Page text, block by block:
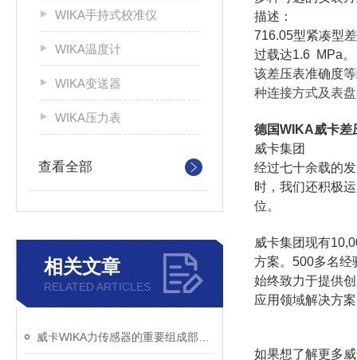
WIKA手持式校准仪
WIKA温度计
WIKA变送器
WIKA压力表
查看全部
相关文章
RELATED ARTICLES
描述：
716.05型紧凑型
过载达1.6 MPa。
该差压表准确度
种连接方式及表
德国WIKA威卡差
威卡集团
经过七十余载的
时，我们还积极
位。
威卡集团现有
方案。500多名经
始终致力于提供
应用领域解决方
如果想了解更多